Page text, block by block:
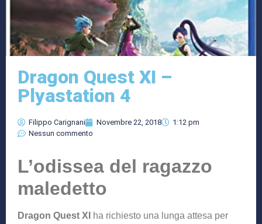
Dragon Quest XI –
Plyastation 4
Filippo Carignani Novembre 22, 2018
1:12 pm
Nessun commento
L’odissea del ragazzo
maledetto
Dragon Quest XI
ha richiesto una lunga attesa per